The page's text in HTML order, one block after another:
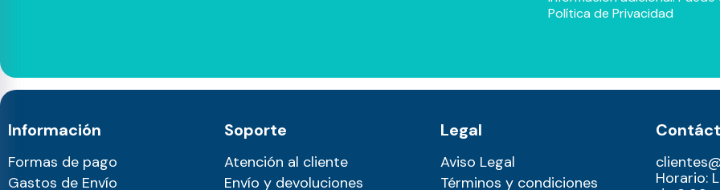
Política de Privacidad
Información
Formas de pago
Gastos de Envío
Soporte
Atención al cliente
Envío y devoluciones
Legal
Aviso Legal
Términos y condiciones
Horario: